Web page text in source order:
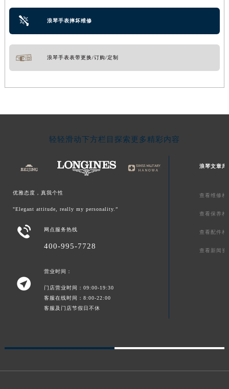
浪琴手表摔坏维修
浪琴手表表带更换/订购/定制
轻轻滑动下方栏目探索更多精彩内容
优雅态度，真我个性
"Elegant attitude, really my personality.”
 网点服务热线
400-995-7728

营业时间：
门店营业时间：09:00-19:30
客服在线时间：8:00-22:00
客服及门店节假日不休
浪琴文章库
查看维修相
查看保养相
查看配件相
查看新闻资